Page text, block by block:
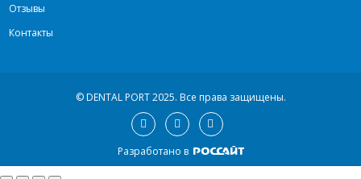
Отзывы
Контакты
© DENTAL PORT 2025. Все права защищены.
Разработано в